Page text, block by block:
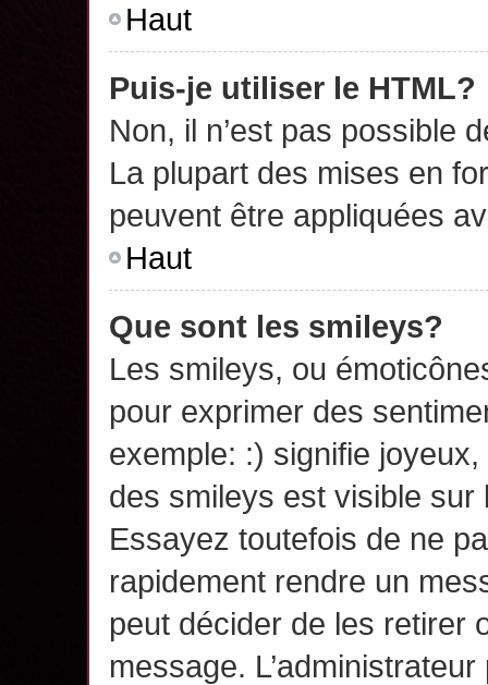
Haut
Puis-je utiliser le HTML?
Non, il n’est pas possible
La plupart des mises en
peuvent être appliquées
Haut
Que sont les smileys?
Les smileys, ou
pour exprimer des
exemple: :) signifie
des smileys est visible
Essayez toutefois de ne
rapidement rendre un
peut décider de les retirer
message.